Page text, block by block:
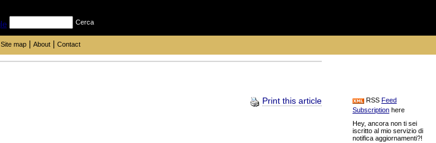
Cerca
Site map About Contact
Print this article RSS Feed
Subscription here
Hey, ancora non ti sei
iscritto al mio servizio di
notifica aggiornamenti?!